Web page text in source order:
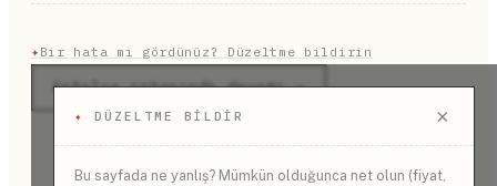
✦Bir hata mı gördünüz? Düzeltme bildirin
✦ DÜZELTME BILDIR ×
Bu sayfada ne yanlış? Mümkün olduğunca net olun (fiyat,
Antalya rotasında devamı →